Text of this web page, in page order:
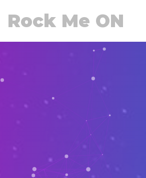
Rock Me ON